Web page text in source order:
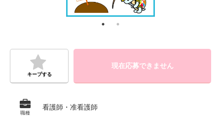
キープする
現在応募できません
職種
看護師・准看護師